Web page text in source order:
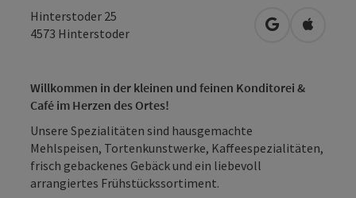
Hinterstoder 25
4573 Hinterstoder in Google
in
Willkommen in der kleinen und feinen Konditorei &
Café im Herzen des Ortes!
Unsere Spezialitäten sind hausgemachte
Mehlspeisen, Tortenkunstwerke, Kaffeespezialitäten,
frisch gebackenes Gebäck und ein liebevoll
arrangiertes Frühstückssortiment.